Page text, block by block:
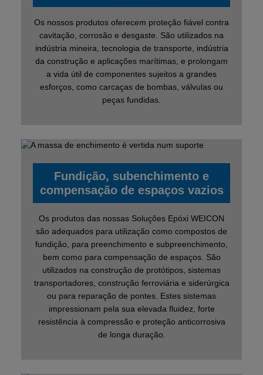
Os nossos produtos oferecem proteção fiável contra
cavitação, corrosão e desgaste. São utilizados na
indústria mineira, tecnologia de transporte, indústria
da construção e aplicações marítimas, e prolongam
a vida útil de componentes sujeitos a grandes
esforços, como carcaças de bombas, válvulas ou
peças fundidas.
Fundição, subenchimento e
compensação de espaços vazios
Os produtos das nossas Soluções Epóxi WEICON
são adequados para utilização como compostos de
fundição, para preenchimento e subpreenchimento,
bem como para compensação de espaços. São
utilizados na construção de protótipos, sistemas
transportadores, construção ferroviária e siderúrgica
ou para reparação de pontes. Estes sistemas
impressionam pela sua elevada fluidez, forte
resistência à compressão e proteção anticorrosiva
de longa duração.